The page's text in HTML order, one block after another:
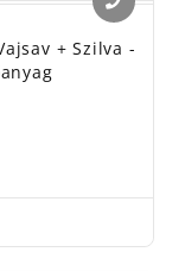
+ Szilva -